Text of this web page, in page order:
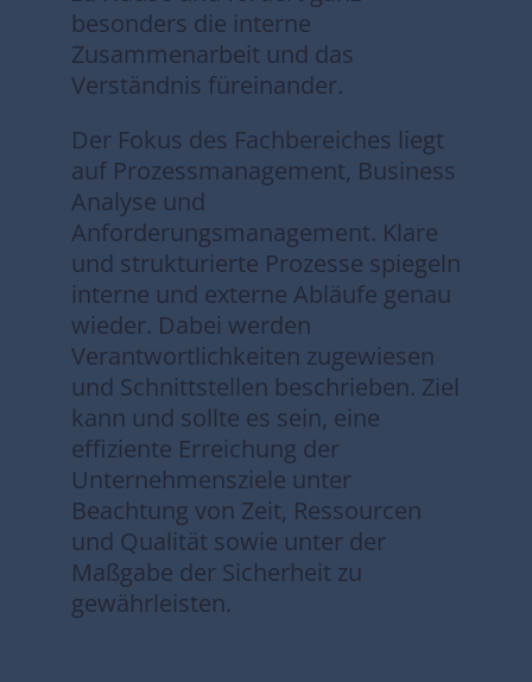
besonders die interne
Zusammenarbeit und das
Verständnis füreinander.
Der Fokus des Fachbereiches liegt
auf Prozessmanagement, Business
Analyse und
Anforderungsmanagement. Klare
und strukturierte Prozesse spiegeln
interne und externe Abläufe genau
wieder. Dabei werden
Verantwortlichkeiten zugewiesen
und Schnittstellen beschrieben. Ziel
kann und sollte es sein, eine
effiziente Erreichung der
Unternehmensziele unter
Beachtung von Zeit, Ressourcen
und Qualität sowie unter der
Maßgabe der Sicherheit zu
gewährleisten.